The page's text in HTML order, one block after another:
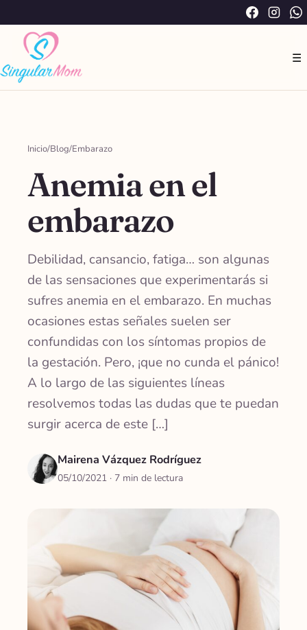
al
contenido
Facebook
☰
Inicio/Blog/Embarazo
Anemia en el
embarazo
Debilidad, cansancio, fatiga… son algunas
de las sensaciones que experimentarás si
sufres anemia en el embarazo. En muchas
ocasiones estas señales suelen ser
confundidas con los síntomas propios de
la gestación. Pero, ¡que no cunda el pánico!
A lo largo de las siguientes líneas
resolvemos todas las dudas que te puedan
surgir acerca de este […]
Mairena Vázquez Rodríguez
05/10/2021 · 7 min de lectura